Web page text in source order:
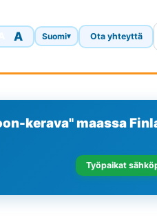
A Suomi▾ Ota yhteyttä
kerava" maassa
Työpaikat